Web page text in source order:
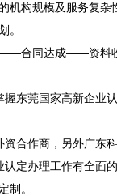
机构规模及服务复
。
——合同达成——资
东莞国家高新企业
合作商，另外广东
定办理工作有全面
制。